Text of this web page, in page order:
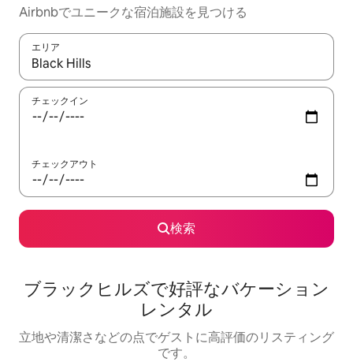
Airbnbでユニークな宿泊施設を見つける
エリア
検索結果が表示されたら、上下の矢印キーを使って移動するか
チェックイン
チェックアウト
検索
ブラックヒルズで好評なバケーション
レンタル
立地や清潔さなどの点でゲストに高評価のリスティング
です。